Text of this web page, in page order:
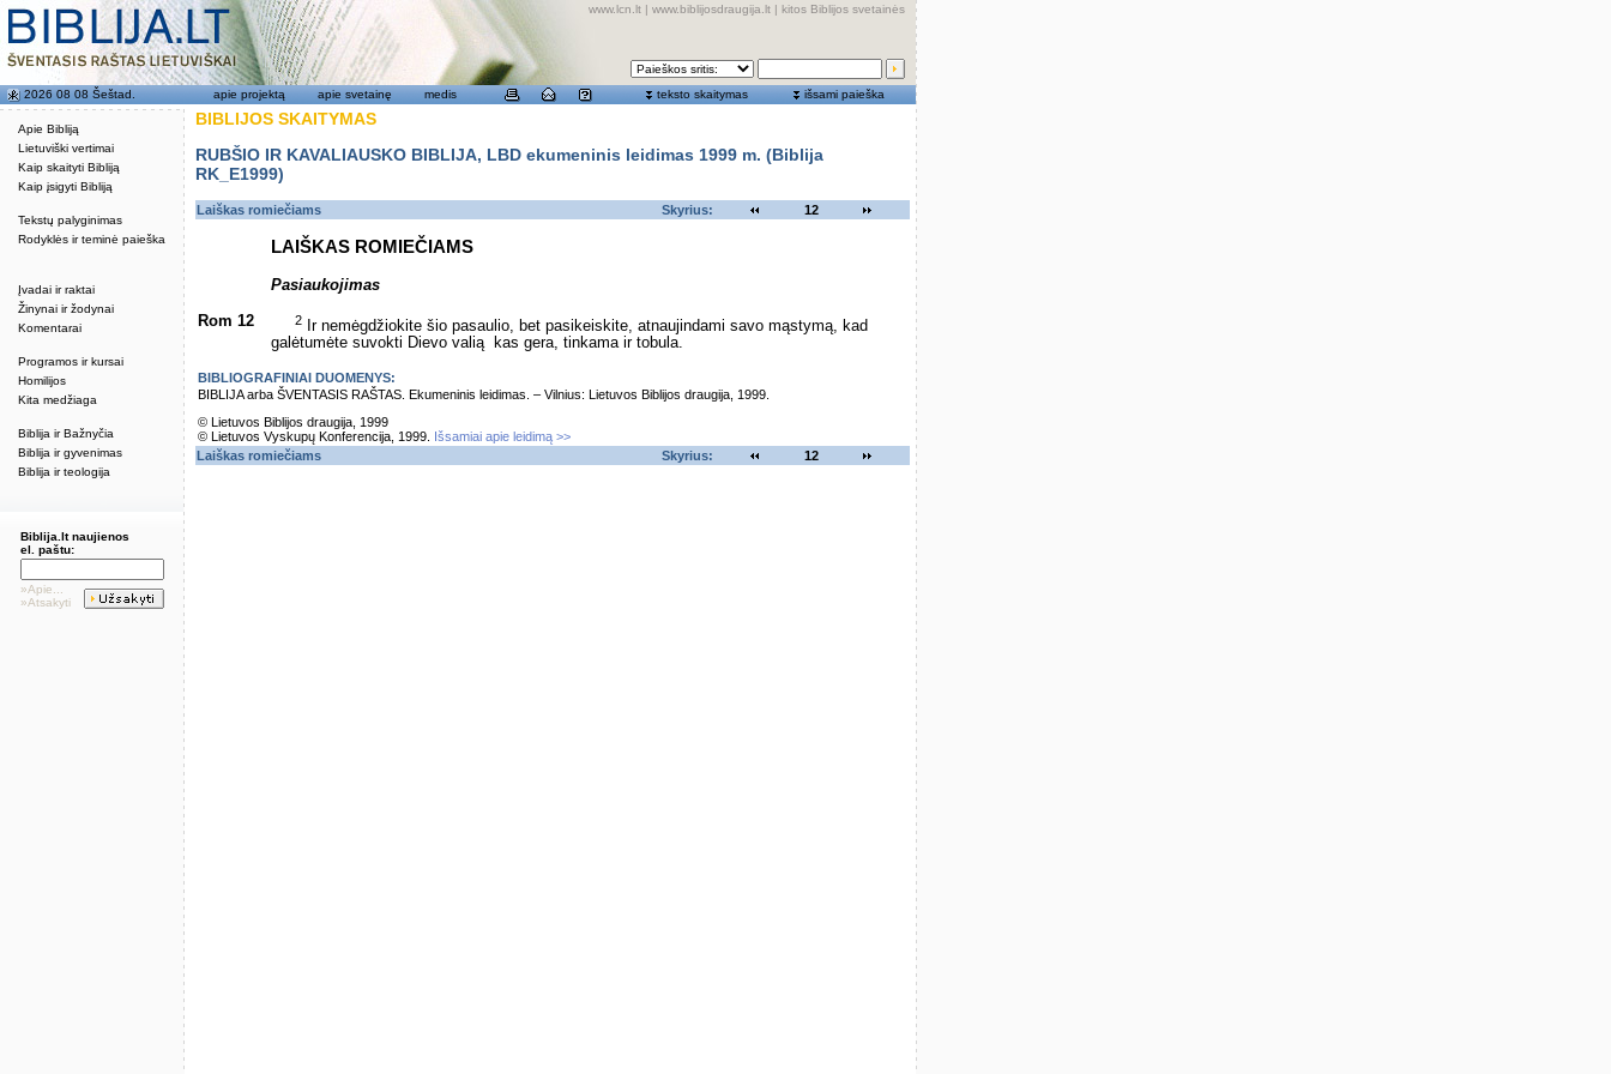
Apie Bibliją
Lietuviški vertimai
Kaip skaityti Bibliją
Kaip įsigyti Bibliją
Tekstų palyginimas
Rodyklės ir teminė paieška
Įvadai ir raktai
Žinynai ir žodynai
Komentarai
Programos ir kursai
Homilijos
Kita medžiaga
Biblija ir Bažnyčia
Biblija ir gyvenimas
Biblija ir teologija
www.lcn.lt | www.biblijosdraugija.lt | kitos Biblijos svetainės
2026 08 08 Šeštad. apie projektą apie svetainę medis teksto skaitymas išsami paieška
Biblija.lt naujienos
el. paštu:
»Apie...
»Atsakyti
BIBLIJOS SKAITYMAS
RUBŠIO IR KAVALIAUSKO BIBLIJA, LBD ekumeninis leidimas 1999 m. (Biblija
RK_E1999)
Laiškas romiečiams Skyrius: 12
LAIŠKAS ROMIEČIAMS
Pasiaukojimas
Rom 12 2 Ir nemėgdžiokite šio pasaulio, bet pasikeiskite, atnaujindami savo mąstymą, kad
galėtumėte suvokti Dievo valią ­ kas gera, tinkama ir tobula.
BIBLIOGRAFINIAI DUOMENYS:
BIBLIJA arba ŠVENTASIS RAŠTAS. Ekumeninis leidimas. – Vilnius: Lietuvos Biblijos draugija, 1999.
© Lietuvos Biblijos draugija, 1999
© Lietuvos Vyskupų Konferencija, 1999.
Išsamiai apie leidimą >>
Laiškas romiečiams
Skyrius: 12